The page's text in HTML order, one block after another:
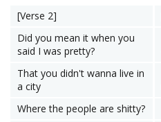
[Verse 2]
Did you mean it when you
said I was pretty?
That you didn't wanna live in
a city
Where the people are shitty?